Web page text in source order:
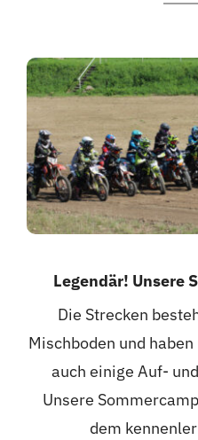
Legendär! Unsere
Die Strecken
Mischboden und
auch einige Auf-
Unsere
dem